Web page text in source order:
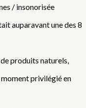
/ insonorisée
auparavant une des 8
produits naturels,
moment privilégié en